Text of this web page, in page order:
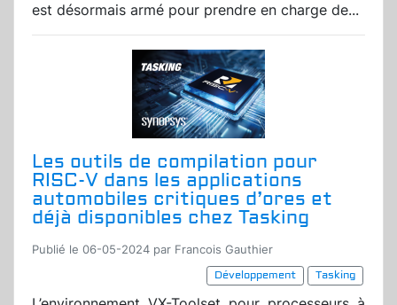
est désormais armé pour prendre en charge de...
Les outils de compilation pour
RISC-V dans les applications
automobiles critiques d’ores et
déjà disponibles chez Tasking
Publié le 06-05-2024 par Francois Gauthier
Développement
Tasking